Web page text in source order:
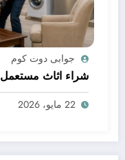
جوابى دوت كوم
شراء اثاث مستعمل
22 مايو، 2026